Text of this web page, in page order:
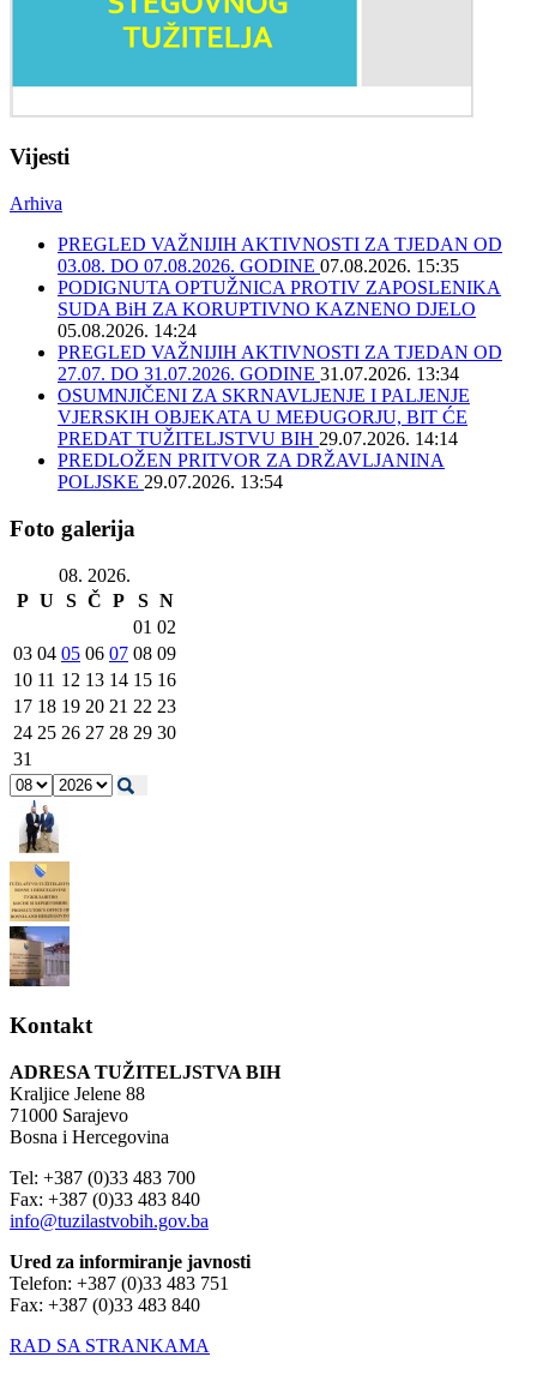
Vijesti
Arhiva
PREGLED VAŽNIJIH AKTIVNOSTI ZA TJEDAN OD
03.08. DO 07.08.2026. GODINE 07.08.2026. 15:35
PODIGNUTA OPTUŽNICA PROTIV ZAPOSLENIKA
SUDA BiH ZA KORUPTIVNO KAZNENO DJELO
05.08.2026. 14:24
PREGLED VAŽNIJIH AKTIVNOSTI ZA TJEDAN OD
27.07. DO 31.07.2026. GODINE 31.07.2026. 13:34
OSUMNJIČENI ZA SKRNAVLJENJE I PALJENJE
VJERSKIH OBJEKATA U MEĐUGORJU, BIT ĆE
PREDAT TUŽITELJSTVU BIH 29.07.2026. 14:14
PREDLOŽEN PRITVOR ZA DRŽAVLJANINA
POLJSKE 29.07.2026. 13:54
Foto galerija
08. 2026.
P U S Č P S N
01 02
03 04 05 06 07 08 09
10 11 12 13 14 15 16
17 18 19 20 21 22 23
24 25 26 27 28 29 30
31
Kontakt
ADRESA TUŽITELJSTVA BIH
Kraljice Jelene 88
71000 Sarajevo
Bosna i Hercegovina
Tel: +387 (0)33 483 700
Fax: +387 (0)33 483 840
info@tuzilastvobih.gov.ba
Ured za informiranje javnosti
Telefon: +387 (0)33 483 751
Fax: +387 (0)33 483 840
RAD SA STRANKAMA